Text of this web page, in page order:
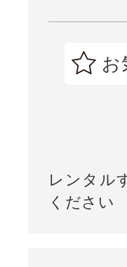
お
レンタル
ください